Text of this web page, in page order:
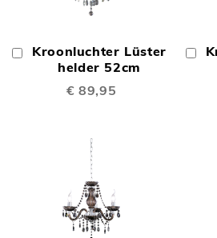
Kroonluchter Lüster
helder 52cm
€ 89,95
In
Winkelwagen
In